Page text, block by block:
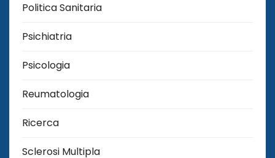
Politica Sanitaria
Psichiatria
Psicologia
Reumatologia
Ricerca
Sclerosi Multipla